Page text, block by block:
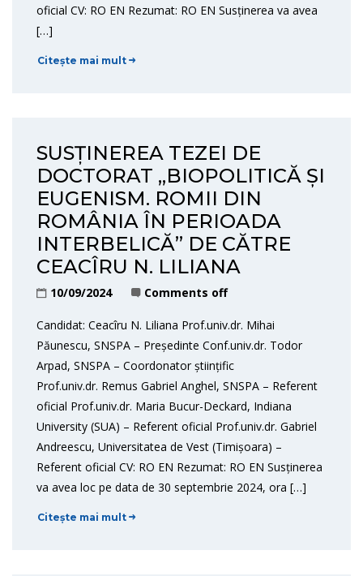
oficial CV: RO EN Rezumat: RO EN Susținerea va avea
[…]
Citește mai mult
SUSȚINEREA TEZEI DE
DOCTORAT „BIOPOLITICĂ ȘI
EUGENISM. ROMII DIN
ROMÂNIA ÎN PERIOADA
INTERBELICĂ” DE CĂTRE
CEACÎRU N. LILIANA
10/09/2024 Comments off
Candidat: Ceacîru N. Liliana Prof.univ.dr. Mihai
Păunescu, SNSPA – Președinte Conf.univ.dr. Todor
Arpad, SNSPA – Coordonator științific
Prof.univ.dr. Remus Gabriel Anghel, SNSPA – Referent
oficial Prof.univ.dr. Maria Bucur-Deckard, Indiana
University (SUA) – Referent oficial Prof.univ.dr. Gabriel
Andreescu, Universitatea de Vest (Timișoara) –
Referent oficial CV: RO EN Rezumat: RO EN Susținerea
va avea loc pe data de 30 septembrie 2024, ora […]
Citește mai mult